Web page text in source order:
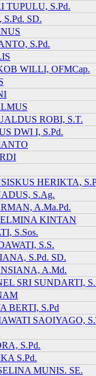
TUPULU, S.Pd.
SD.
S.Pd.
WILLI, OFMCap.
ROBI, S.T.
DWI I, S.Pd.
HERIKTA,
S.Ag.
A.Ma.Pd.
KINTAN
S.Sos.
S.S.
S.Pd. SD.
A.Md.
SRI SUNDARTI,
BERTI, S.Pd
SAOIYAGO,
S.Pd.
S.Pd.
MUNIS. SE.